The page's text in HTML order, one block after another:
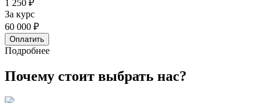
1 250 ₽
За курс
60 000 ₽
Оплатить
Подробнее
Почему стоит выбрать нас?